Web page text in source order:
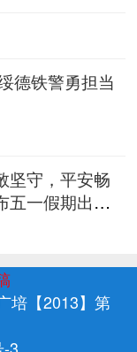
德铁警勇担当
坚守，平安畅
五一假期出行
培【2013】第